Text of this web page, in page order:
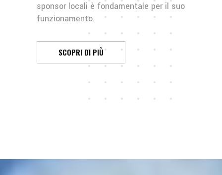
sponsor locali è fondamentale per il suo
funzionamento.
SCOPRI DI PIÙ